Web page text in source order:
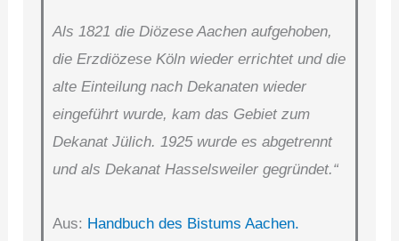
Als 1821 die Diözese Aachen aufgehoben,
die Erzdiözese Köln wieder errichtet und die
alte Einteilung nach Dekanaten wieder
eingeführt wurde, kam das Gebiet zum
Dekanat Jülich. 1925 wurde es abgetrennt
und als Dekanat Hasselsweiler gegründet.“
Aus: Handbuch des Bistums Aachen.